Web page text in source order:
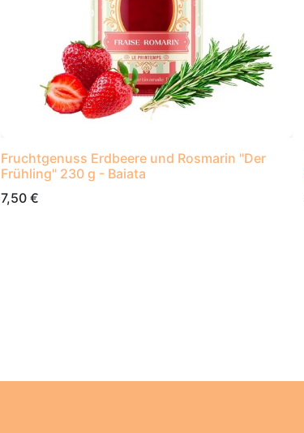
Fruchtgenuss Erdbeere und Rosmarin "Der
Frühling" 230 g - Baiata
7,50 €